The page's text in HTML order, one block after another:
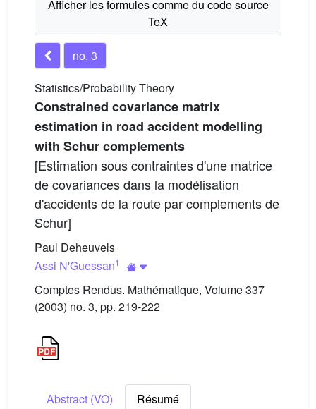
no. 3
Statistics/Probability Theory
Constrained covariance matrix
estimation in road accident modelling
with Schur complements
[Estimation sous contraintes d'une matrice
de covariances dans la modélisation
d'accidents de la route par complements de
Schur]
Paul Deheuvels
Assi N'Guessan1
Comptes Rendus. Mathématique, Volume 337
(2003) no. 3, pp. 219-222
Abstract (VO)
Résumé